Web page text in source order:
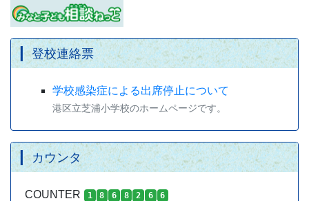
登校連絡票
学校感染症による出席停止について
港区立芝浦小学校のホームページです。
カウンタ
COUNTER 1 8 6 8 2 6 6